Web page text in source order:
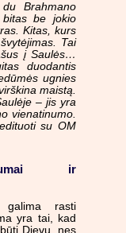
Brahmano
be jokio
Kitas, kurs
Tai
į Saulės…
duodantis
ugnies
maistą.
– jis yra
vienatinumo.
su OM
ir
galima rasti
yra tai, kad
Dievu, nes